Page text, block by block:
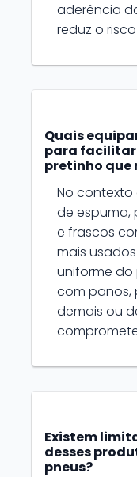
aderência
reduz o
Quais
para facilitar
pretinho que
No
de espuma,
e frascos
mais
uniforme do
com panos,
demais ou
Existem
desses
pneus?